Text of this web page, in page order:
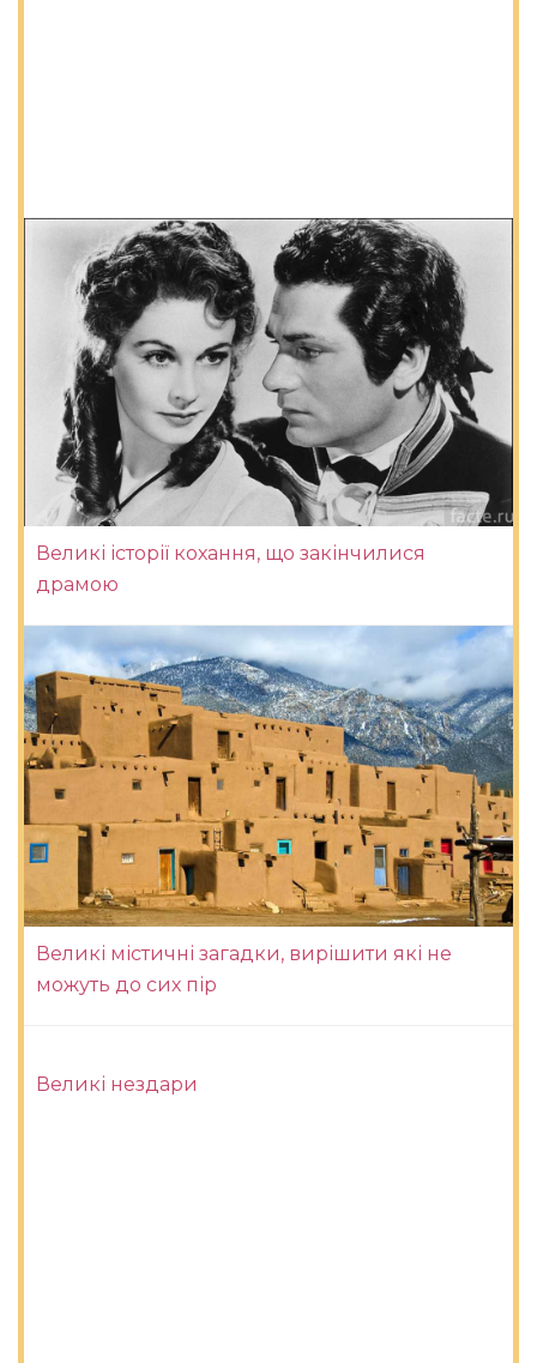
Великі історії кохання, що закінчилися
драмою
Великі містичні загадки, вирішити які не
можуть до сих пір
Великі нездари